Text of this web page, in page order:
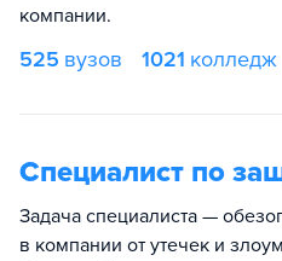
компании.
525 вузов 1021 колледж
Специалист по
Задача специалиста —
в компании от утечек и